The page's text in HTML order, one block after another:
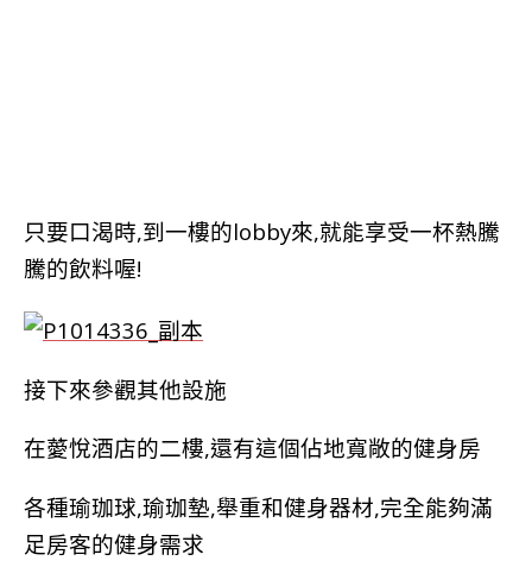
只要口渴時,到一樓的lobby來,就能享受一杯熱騰
騰的飲料喔!
接下來參觀其他設施
在薆悅酒店的二樓,還有這個佔地寬敞的健身房
各種瑜珈球,瑜珈墊,舉重和健身器材,完全能夠滿
足房客的健身需求